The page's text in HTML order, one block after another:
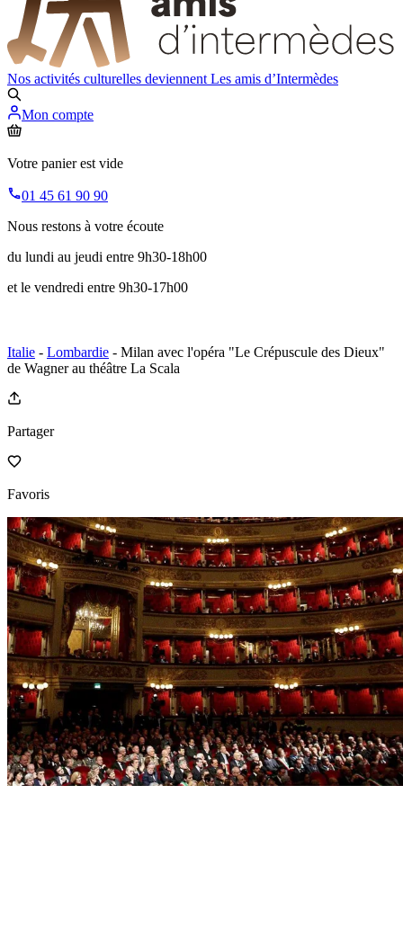
Nos activités culturelles deviennent Les amis d’Intermèdes
Mon compte
Votre panier est vide
01 45 61 90 90
Nous restons à votre écoute
du lundi au jeudi entre 9h30-18h00
et le vendredi entre 9h30-17h00
Italie - Lombardie - Milan avec l'opéra "Le Crépuscule des Dieux"
de Wagner au théâtre La Scala
Partager
Favoris